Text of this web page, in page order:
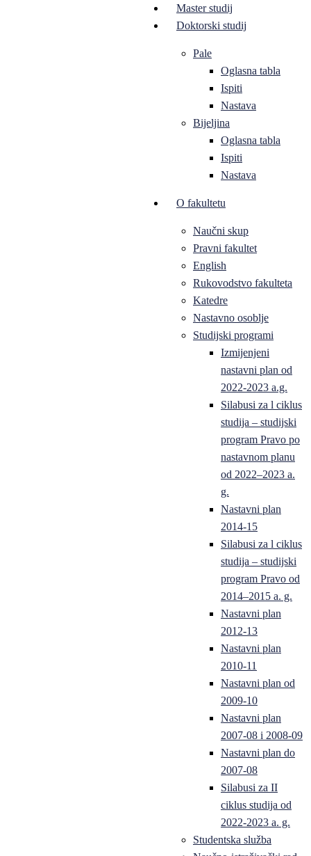
Master studij
Doktorski studij
Pale
Oglasna tabla
Ispiti
Nastava
Bijeljina
Oglasna tabla
Ispiti
Nastava
O fakultetu
Naučni skup
Pravni fakultet
English
Rukovodstvo fakulteta
Katedre
Nastavno osoblje
Studijski programi
Izmijenjeni
nastavni plan od
2022-2023 a.g.
Silabusi za l ciklus
studija – studijski
program Pravo po
nastavnom planu
od 2022–2023 a.
g.
Nastavni plan
2014-15
Silabusi za l ciklus
studija – studijski
program Pravo od
2014–2015 a. g.
Nastavni plan
2012-13
Nastavni plan
2010-11
Nastavni plan od
2009-10
Nastavni plan
2007-08 i 2008-09
Nastavni plan do
2007-08
Silabusi za II
ciklus studija od
2022-2023 a. g.
Studentska služba